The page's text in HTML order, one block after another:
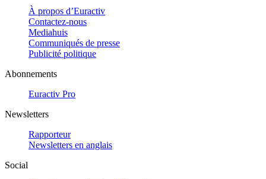
À propos d’Euractiv
Contactez-nous
Mediahuis
Communiqués de presse
Publicité politique
Abonnements
Euractiv Pro
Newsletters
Rapporteur
Newsletters en anglais
Social